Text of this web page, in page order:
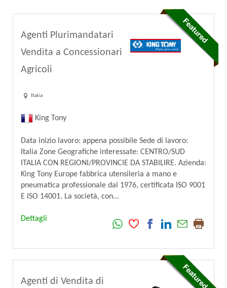
Agenti Plurimandatari
Vendita a Concessionari
Agricoli
Italia
King Tony
Data inizio lavoro: appena possibile Sede di lavoro:
Italia Zone Geografiche interessate: CENTRO/SUD
ITALIA CON REGIONI/PROVINCIE DA STABILIRE. Azienda:
King Tony Europe fabbrica utensileria a mano e
pneumatica professionale dal 1976, certificata ISO 9001
E ISO 14001. La società, con...
Dettagli
Agenti di Vendita di